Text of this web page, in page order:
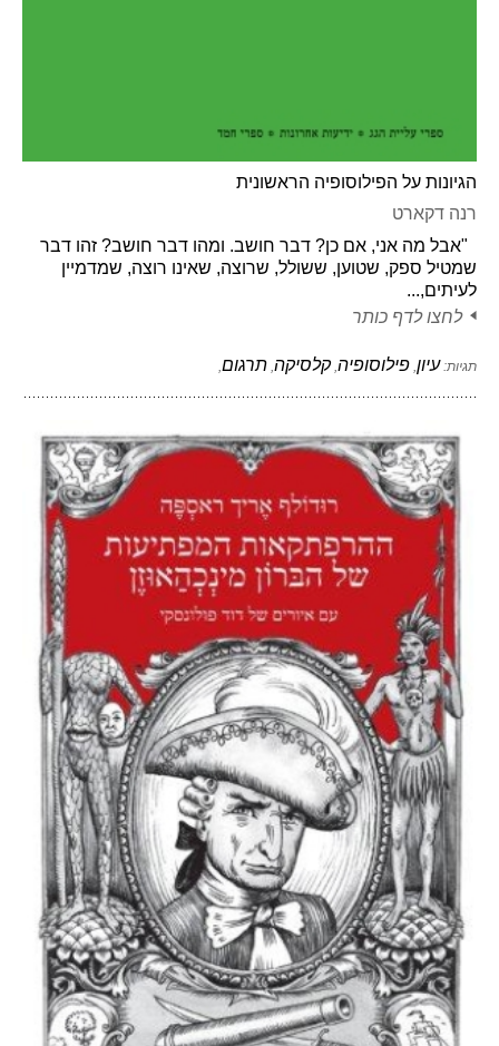
הגיונות על הפילוסופיה הראשונית
רנה דקארט
"אבל מה אני, אם כן? דבר חושב. ומהו דבר חושב? זהו דבר
שמטיל ספק, שטוען, ששולל, שרוצה, שאינו רוצה, שמדמיין
לעיתים,...
לחצו לדף כותר
תגיות:עיון פילוסופיה ,קלסיקה תרגום